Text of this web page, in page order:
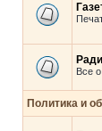
Все
Политика и